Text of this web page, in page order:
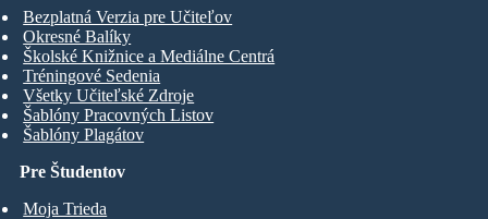
Pre Študentov
Moja Trieda
Bezplatná Verzia pre Učiteľov
Okresné Balíky
Školské Knižnice a Mediálne Centrá
Tréningové Sedenia
Všetky Učiteľské Zdroje
Šablóny Pracovných Listov
Šablóny Plagátov